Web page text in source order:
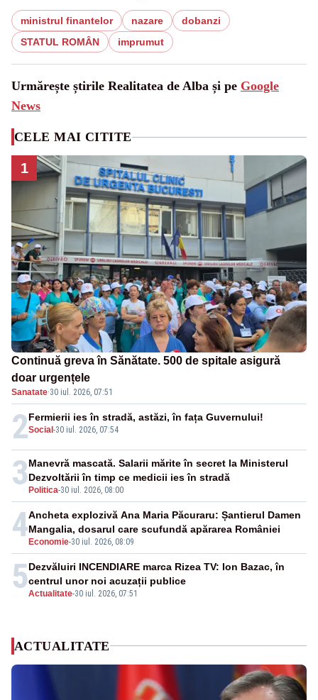
ministrul finantelor nazare
dobanzi
STATUL ROMÂN
imprumut
Urmărește știrile Realitatea de Alba și pe Google
News
CELE MAI CITITE
1
Continuă greva în Sănătate. 500 de spitale asigură
doar urgențele
Sanatate·30 iul. 2026, 07:51
2Social-30 iul. 2026, 07:54
Fermierii ies în stradă, astăzi, în fața Guvernului!
3Politica-30 iul. 2026, 08:00
Manevră mascată. Salarii mărite în secret la Ministerul
Dezvoltării în timp ce medicii ies în stradă
4Economie-30 iul. 2026, 08:09
Ancheta explozivă Ana Maria Păcuraru: Șantierul Damen
Mangalia, dosarul care scufundă apărarea României
5Actualitate-30 iul. 2026, 07:51
Dezvăluiri INCENDIARE marca Rizea TV: Ion Bazac, în
centrul unor noi acuzații publice
ACTUALITATE